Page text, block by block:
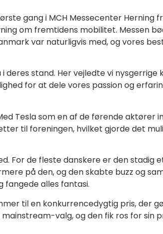
gang i MCH Messecenter Herning
om fremtidens mobilitet. Messen
var naturligvis med, og vores
stand. Her vejledte vi
for at dele vores passion og
Tesla som en af de førende aktører
til foreningen, hvilket gjorde det
For de fleste danskere er den stadig
på den, og den skabte buzz og
alles fantasi.
til en konkurrencedygtig pris, der
valg, og den fik ros for sin